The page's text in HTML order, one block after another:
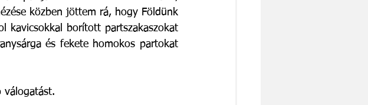
közben jöttem rá, hogy Földünk
kavicsokkal borított partszakaszokat
és fekete homokos partokat
válogatást.